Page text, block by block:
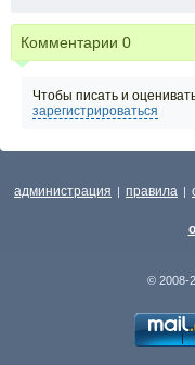
Комментарии 0
Чтобы писать и
зарегистрироваться
администрация | правила |
© 2008-